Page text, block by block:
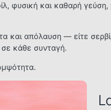
φυσική και καθαρή
και απόλαυση — είτε
κάθε συνταγή.